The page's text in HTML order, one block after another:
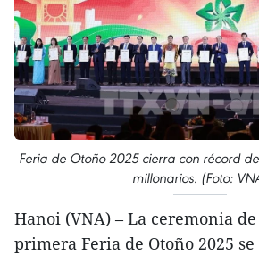
Feria de Otoño 2025 cierra con récord
millonarios. (Foto:
Hanoi (VNA) – La ceremonia
primera Feria de Otoño 2025